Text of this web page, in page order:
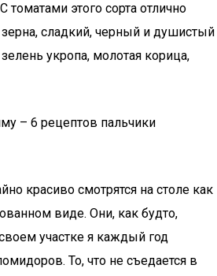
томатами этого сорта отлично
сладкий, черный и душистый
укропа, молотая корица,
– 6 рецептов пальчики
красиво смотрятся на столе как
виде. Они, как будто,
участке я каждый год
То, что не съедается в